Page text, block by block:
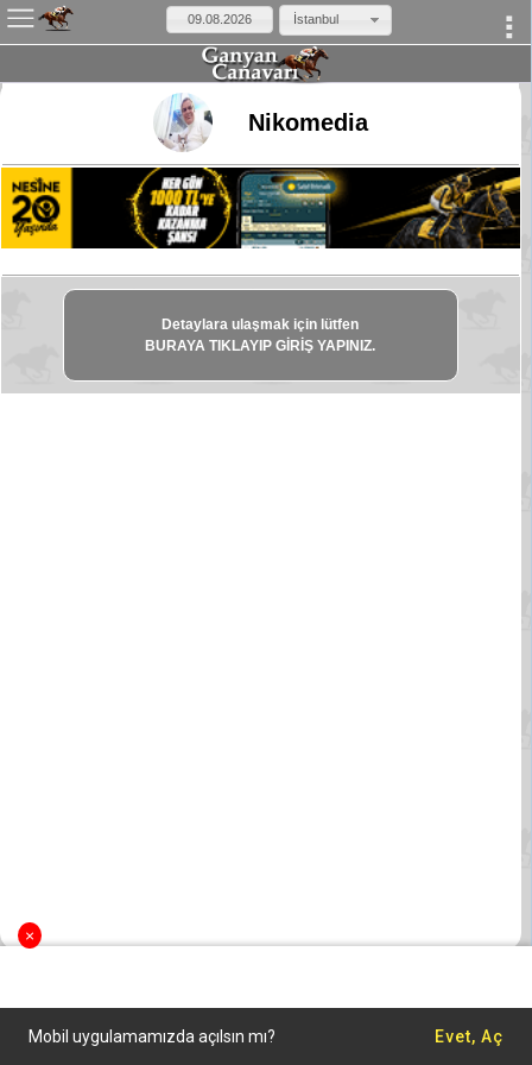
İstanbul
Nikomedia
Detaylara ulaşmak için lütfen
BURAYA TIKLAYIP GİRİŞ YAPINIZ.
×
×
Mobil uygulamamızda açılsın mı? Evet, Aç